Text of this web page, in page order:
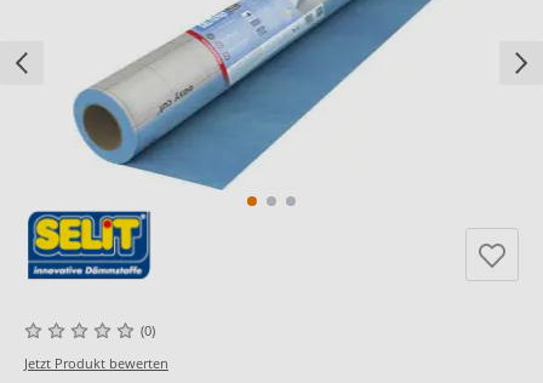
(0)
Jetzt Produkt bewerten